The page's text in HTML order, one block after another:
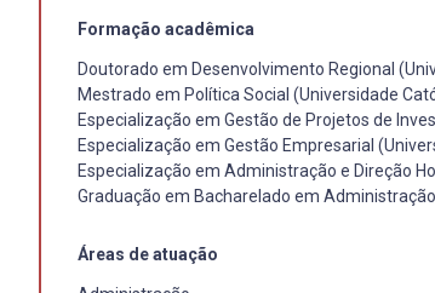
Formação acadêmica
Doutorado em Desenvolvimento Regional
Mestrado em Política Social (Universidade
Especialização em Gestão de Projetos de
Especialização em Gestão Empresarial
Especialização em Administração e Direção
Graduação em Bacharelado em
Áreas de atuação